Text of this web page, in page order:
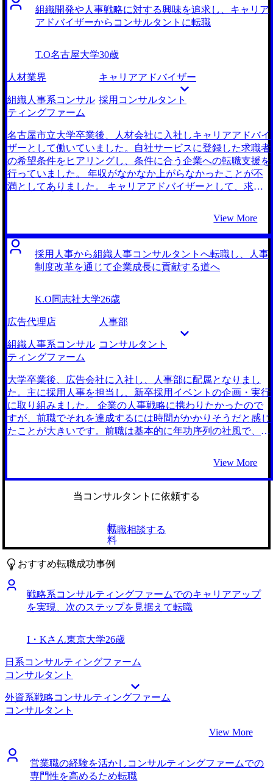
身の手でクライアントの人材育成に貢献できる業界を探して
いた時に、人事コンサルタントという仕事を見つけ、自分の
ない提案ができるだけでなく、中でも人事コンサルタントで
あれば、企業の中でも人事や育成などヒトにまつわる課題に
フォーカスして仕事ができると考え転職を目指すことに決め
ました。 最大手の人材紹介会社とMyVisionの2社です。 各社
の違いや対策に圧倒的に詳しかったためです。まずはなんと
くさんの案件を紹介してくれたのですが、違いや転職の進め
方がが全くわからず途方に暮れていました。そこで、「組織
人事コンサルタント、転職」みたいなキーワードで改めて検
索した時に1番上に出てきたMyVisionさんに足を運んでみる
ことにしました。 対応の丁寧さやレスポンスの速さに加え
んなに細かい質問でも具体的に答えていただきました。ま
た、メールだけでなくLINEでもやり取りすることができる
体制をご用意してくださっており、求人についての疑問を送
ってもすぐにお答えいただきました。 人事や人材育成など
が未経験でしたが、人事コンサルタントへの転職をあきらめ
ており諦めようかと思っていたのですが、お話を伺う中で、
が望む仕事への切符をつかむことができました。 人事経験
がないために、組織人事コンサルタント、人材育成コンサル
タントのことがわかっていないことを痛感しました。自分の
場合、興味があると言いながら世の中の組織人事の問題につ
いて対して調べてもいないし、書籍も読んでいない。やりた
いと思っているからいけるだろうという甘い気持ちがありま
した。それをMyVisionさんとの面談で指摘いただいた通り、
世の中の組織人事の課題について調べました。やはり、自分
が興味ある分野だったので調べ始めるととても面白く、仕事
した 人事コンサルタントとして、組織・人材に関する幅広
い課題解決に取組み、ゆくゆくは独立したいと考えていま
す。そのためにも必要な課題解決力やマネジメント力を身に
組織開発や人事戦略に対する興味を追求し、キャリア
アドバイザーからコンサルタントに転職
T.O名古屋大学30歳
人材業界 キャリアアドバイザー
組織人事系コンサル
ティングファーム
採用コンサルタント
名古屋市立大学卒業後、人材会社に入社しキャリアアドバイ
ザーとして働いていました。自社サービスに登録した求職者
の希望条件をヒアリングし、条件に合う企業への転職支援を
行っていました。 年収がなかなか上がらなかったことが不
満としてありました。 キャリアアドバイザーとして、求職
た。また、業績が上がらない時期には、会社からのプレッシ
ャーも強く、精神的な負担が大きくなっていました。 組織
開発や人事戦略に関する書籍を読んだことがきっかけで、コ
ンサルタントという職業に興味を持ちました。書籍を通じ
をさらに高めるためにも、より専門的な知識を持つコンサル
タントとしてのキャリアを築きたいと考えました。 2社で
す。 初回面談の質の高さに驚いたことが理由です。 同じキ
ャリアアドバイザーとしても山村さんの知見の深さ・広さ・
提案力には目を見張るものがありました。コンサルティング
ひとも支援をお願いしたいと思いました。 ここまで質の高
いサービスを提供するエージェントは珍しいと思います。面
接対策に関しても、本番さながらの緊張感で模擬面接をして
いただき、大いに勉強になりました。また山村さんは「この
ファームなら志望動機に対してこういう深掘りをしてくる」
策を山村さんに徹底的に行ってもらったのが良かったです。
おかげで第一志望のファームに内定をいただきました。 特
にありません。年収も大幅にアップし非常に満足していま
View More
採用人事から組織人事コンサルタントへ転職し、人事
制度改革を通じて企業成長に貢献する道へ
K.O同志社大学26歳
広告代理店 人事部
組織人事系コンサル
ティングファーム
コンサルタント
大学卒業後、広告会社に入社し、人事部に配属となりまし
た。主に採用人事を担当し、新卒採用イベントの企画・実行
に取り組みました。 企業の人事戦略に携わりたかったので
すが、前職でそれを達成するには時間がかかりそうだと感じ
たことが大きいです。前職は基本的に年功序列の社風で、長
になるだろうと感じ、転職を考え始めました。 人事のキャ
リアについて調べていたところ、組織人事コンサルタントへ
の転職をされた方のインタビュー記事を見つけました。それ
すが、クライアントの人事制度を構築・再編するプロジェク
トに取り組んでいることを読み、私のやりたい業務にマッチ
していると感じました。そこから組織人事コンサルタントに
ついて調べれば調べるほど魅力を感じ、転職に挑戦すること
に決めました。 MyVisionさんの他には相談しませんでし
た。 コンサルタントに転職した友人からの紹介でMyVision
さんを知りました。その友人が強く勧めてきたので元々期待
値は高かったのですが、実際に面談をして信頼できるエージ
方で、組織人事コンサルの案件についても詳しく教えてくだ
することに決めました。 面接対策が非常に充実していまし
た。コンサルティングファーム特有のケース面接は初めての
経験で不安だったのですが、コンサルティングファーム出身
のエージェントの方に何度も模擬面接をしていただきまし
た。少しずつですが論理的・網羅的に考え抜く力が身につい
したが面接対策をしっかり行えたことがよかったです。転職
活動の成功だけでなく、今後のキャリアでも活かせる論理的
思考力が身についたと感じています。 思ったよりWebテス
トが難しかったです。山村さんにはしっかりと対策するよう
View More
当コンサルタントに依頼する
無
料
転職相談する
おすすめ転職成功事例
戦略系コンサルティングファームでのキャリアアップ
を実現、次のステップを見据えて転職
I・Kさん東京大学26歳
日系コンサルティングファーム
コンサルタント
外資系戦略コンサルティングファーム
コンサルタント
View More
営業職の経験を活かしコンサルティングファームでの
専門性を高めるため転職